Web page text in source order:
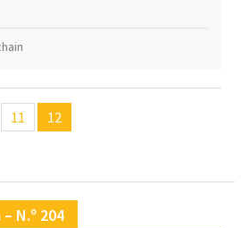
11 12
N.º 204